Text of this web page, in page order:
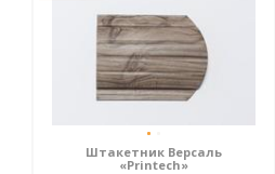
Штакетник Версаль
«Printech»